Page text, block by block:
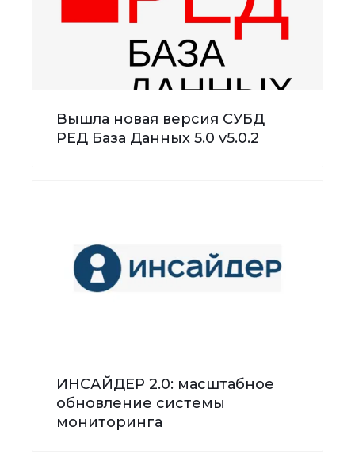
Вышла новая версия СУБД
РЕД База Данных 5.0 v5.0.2
ИНСАЙДЕР 2.0: масштабное
обновление системы
мониторинга